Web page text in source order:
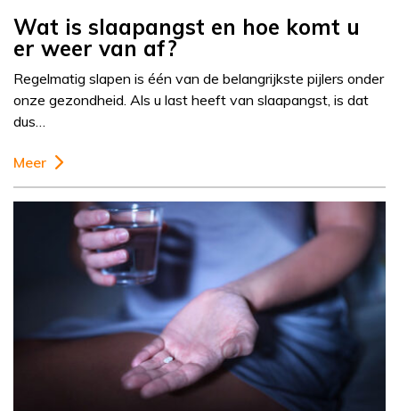
Wat is slaapangst en hoe komt u
er weer van af?
Regelmatig slapen is één van de belangrijkste pijlers onder
onze gezondheid. Als u last heeft van slaapangst, is dat
dus…
Meer